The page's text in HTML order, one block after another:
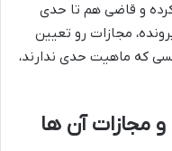
و قاضی هم تا حدی
مجازات رو تعیین
که ماهیت حدی ندارند،